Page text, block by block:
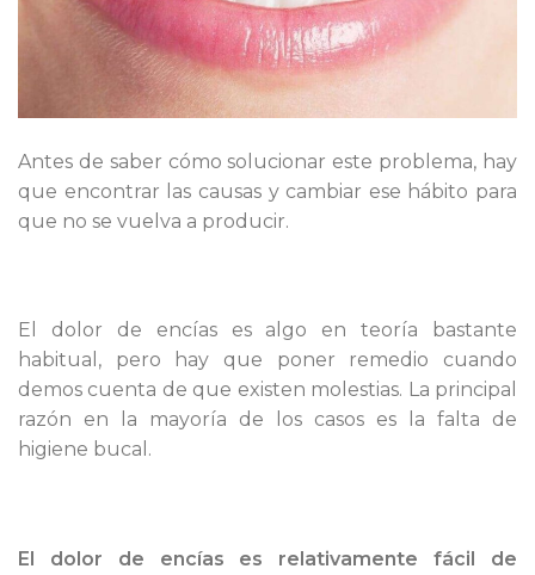
Antes de saber cómo solucionar este problema, hay
que encontrar las causas y cambiar ese hábito para
que no se vuelva a producir.
El dolor de encías es algo en teoría bastante
habitual, pero hay que poner remedio cuando
demos cuenta de que existen molestias. La principal
razón en la mayoría de los casos es la falta de
higiene bucal.
El dolor de encías es relativamente fácil de